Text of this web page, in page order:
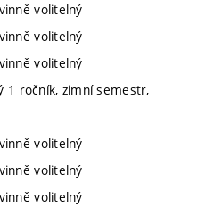
volitelný
volitelný
volitelný
1 ročník, zimní semestr,
volitelný
volitelný
volitelný